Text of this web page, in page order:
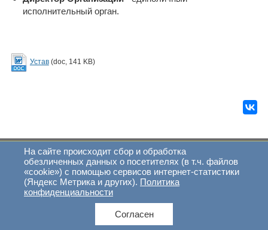
исполнительный орган.
Устав (doc, 141 KB)
2018 © Школа творческого развития «Ключ»
Республика Карелия, г. Петрозаводск, пр. Ленина, 1
Телефон (8142) 76-55-99
schoolkey@yandex.ru
На сайте происходит сбор и обработка
обезличенных данных о посетителях (в т.ч. файлов
«cookie») с помощью сервисов интернет-статистики
(Яндекс Метрика и других). Политика
конфиденциальности
Согласен